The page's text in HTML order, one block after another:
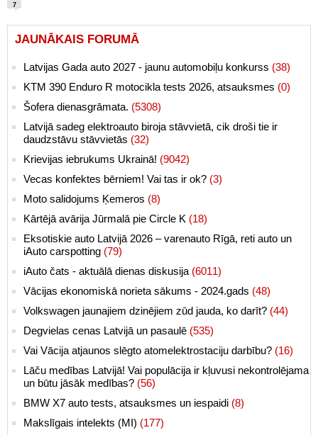
7
JAUNĀKAIS FORUMĀ
Latvijas Gada auto 2027 - jaunu automobiļu konkurss (38)
KTM 390 Enduro R motocikla tests 2026, atsauksmes (0)
Šofera dienasgrāmata. (5308)
Latvijā sadeg elektroauto biroja stāvvietā, cik droši tie ir
daudzstāvu stāvvietās (32)
Krievijas iebrukums Ukrainā! (9042)
Vecas konfektes bērniem! Vai tas ir ok? (3)
Moto salidojums Ķemeros (8)
Kārtējā avārija Jūrmalā pie Circle K (18)
Eksotiskie auto Latvijā 2026 – varenauto Rīgā, reti auto un
iAuto carspotting (79)
iAuto čats - aktuālā dienas diskusija (6011)
Vācijas ekonomiskā norieta sākums - 2024.gads (48)
Volkswagen jaunajiem dzinējiem zūd jauda, ko darīt? (44)
Degvielas cenas Latvijā un pasaulē (535)
Vai Vācija atjaunos slēgto atomelektrostaciju darbību? (16)
Lāču medības Latvijā! Vai populācija ir kļuvusi nekontrolējama
un būtu jāsāk medības? (56)
BMW X7 auto tests, atsauksmes un iespaidi (8)
Makslīgais intelekts (MI) (177)